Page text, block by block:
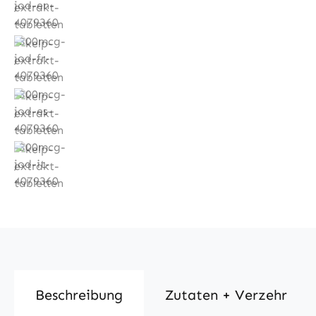
Beschreibung Zutaten + Verzehr